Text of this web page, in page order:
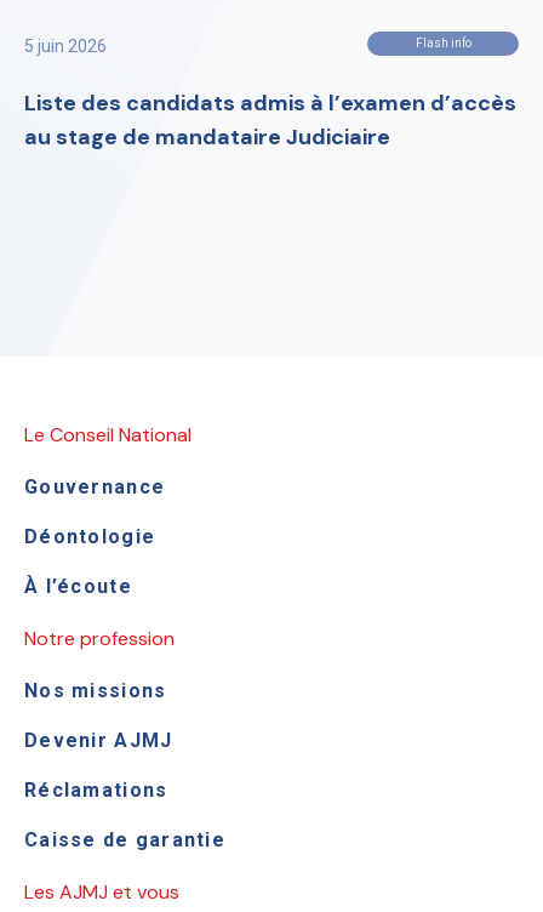
5 juin 2026 Flash info
Liste des candidats admis à l’examen d’accès
au stage de mandataire Judiciaire
Le Conseil National
Gouvernance
Déontologie
À l’écoute
Notre profession
Nos missions
Devenir AJMJ
Réclamations
Caisse de garantie
Les AJMJ et vous